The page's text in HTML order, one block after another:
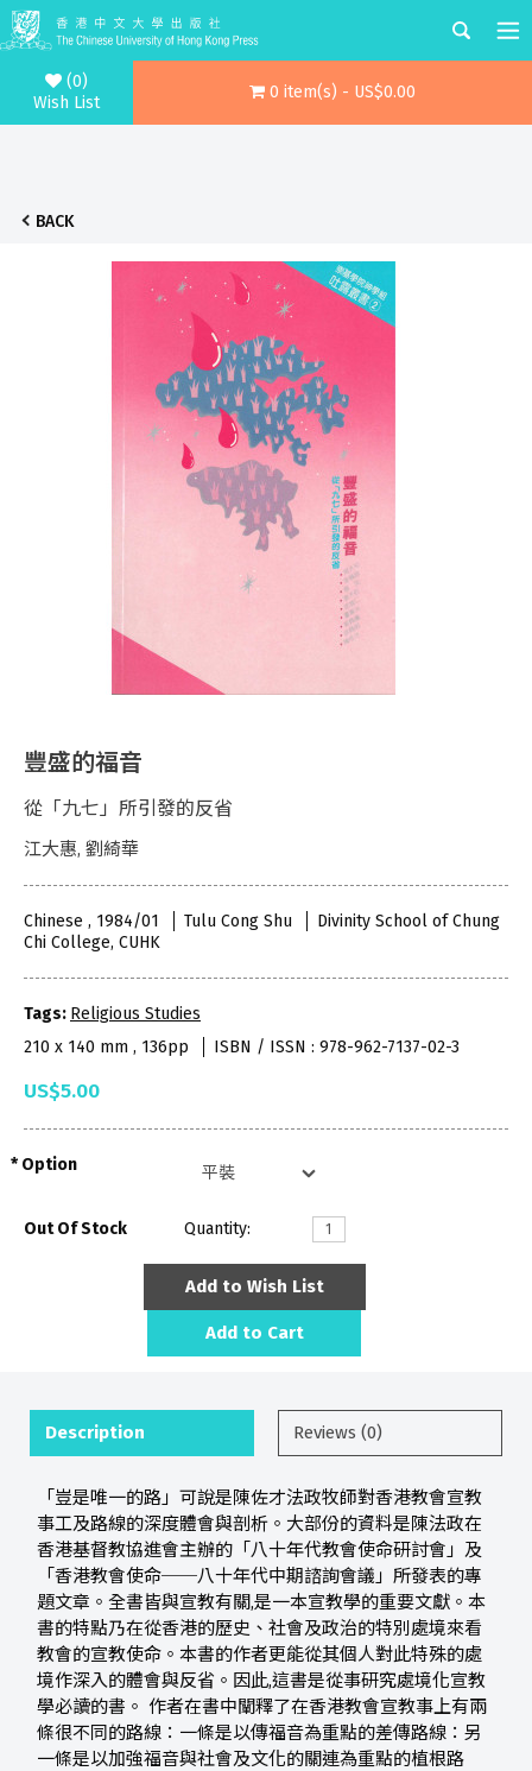
(0)
Wish List
0 item(s) - US$0.00
BACK
豐盛的福音
從「九七」所引發的反省
江大惠, 劉綺華
Chinese , 1984/01 Tulu Cong Shu
Divinity School of Chung
Chi College, CUHK
Tags: Religious Studies
210 x 140 mm , 136pp
ISBN / ISSN : 978-962-7137-02-3
US$5.00
Option
Out Of Stock Quantity:
Add to Wish List
Add to Cart
Description Reviews (0)
「豈是唯一的路」可說是陳佐才法政牧師對香港教會宣教
事工及路線的深度體會與剖析。大部份的資料是陳法政在
香港基督教協進會主辦的「八十年代教會使命研討會」及
「香港教會使命──八十年代中期諮詢會議」所發表的專
題文章。全書皆與宣教有關,是一本宣教學的重要文獻。本
書的特點乃在從香港的歷史、社會及政治的特別處境來看
教會的宣教使命。本書的作者更能從其個人對此特殊的處
境作深入的體會與反省。因此,這書是從事研究處境化宣教
學必讀的書。 作者在書中闡釋了在香港教會宣教事上有兩
條很不同的路線：一條是以傳福音為重點的差傳路線：另
一條是以加強福音與社會及文化的關連為重點的植根路